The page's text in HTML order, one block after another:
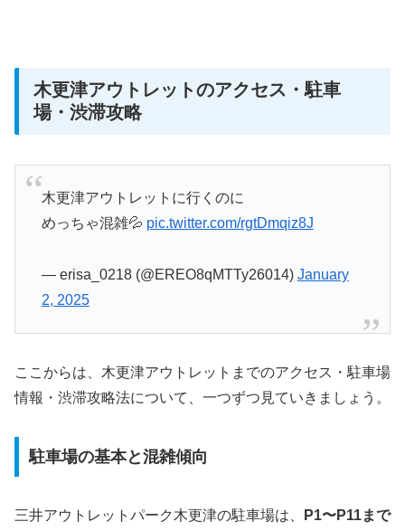
木更津アウトレットのアクセス・駐車
場・渋滞攻略
木更津アウトレットに行くのに
めっちゃ混雑💦 pic.twitter.com/rgtDmqiz8J
— erisa_0218 (@EREO8qMTTy26014) January
2, 2025
ここからは、木更津アウトレットまでのアクセス・駐車場
情報・渋滞攻略法について、一つずつ見ていきましょう。
駐車場の基本と混雑傾向
三井アウトレットパーク木更津の駐車場は、
P1〜P11まで